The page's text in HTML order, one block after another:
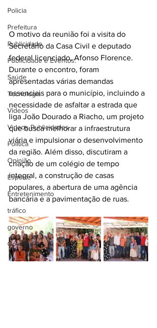
Policia
Prefeitura
Publicidade
Publicidade e Eventos.
Saúde
Tecnologia
Videos
Videos Publicidades
Política
Opinião
Esporte
Entretenimento
tráfico
governo
Governo
O motivo da reunião foi a visita do
Secretário da Casa Civil e deputado
federal licenciado, Afonso Florence.
Durante o encontro, foram
apresentadas várias demandas
essenciais para o município, incluindo a
necessidade de asfaltar a estrada que
liga João Dourado a Riacho, um projeto
que busca melhorar a infraestrutura
viária e impulsionar o desenvolvimento
da região. Além disso, discutiram a
criação de um colégio de tempo
integral, a construção de casas
populares, a abertura de uma agência
bancária e a pavimentação de ruas.